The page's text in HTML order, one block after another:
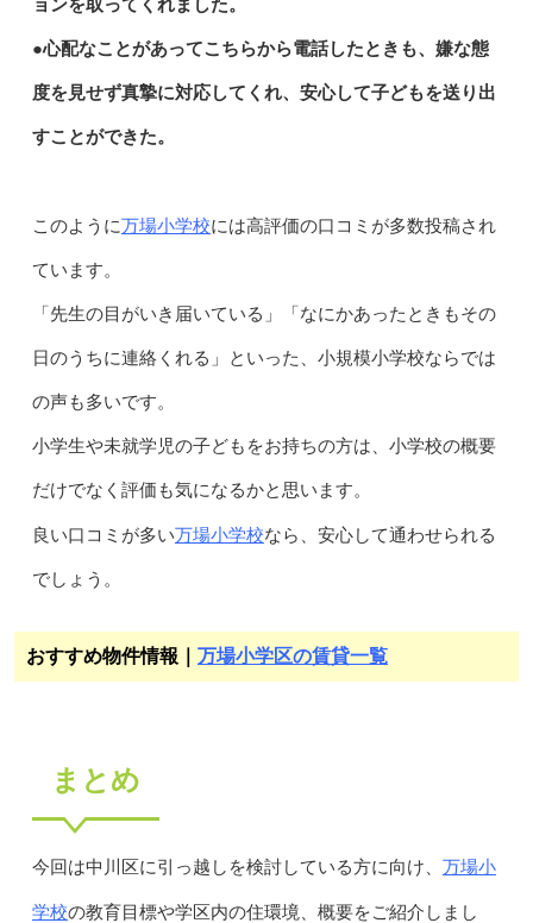
ョンを取ってくれました。
●心配なことがあってこちらから電話したときも、嫌な態
度を見せず真摯に対応してくれ、安心して子どもを送り出
すことができた。
このように万場小学校には高評価の口コミが多数投稿され
ています。
「先生の目がいき届いている」「なにかあったときもその
日のうちに連絡くれる」といった、小規模小学校ならでは
の声も多いです。
小学生や未就学児の子どもをお持ちの方は、小学校の概要
だけでなく評価も気になるかと思います。
良い口コミが多い万場小学校なら、安心して通わせられる
でしょう。
おすすめ物件情報｜ 万場小学区の賃貸一覧
まとめ
今回は中川区に引っ越しを検討している方に向け、 万場小
学校の教育目標や学区内の住環境、概要をご紹介しまし